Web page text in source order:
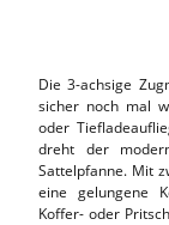
Die 3-achsige
sicher noch mal
oder
dreht der
Sattelpfanne. Mit
eine gelungene
Koffer- oder